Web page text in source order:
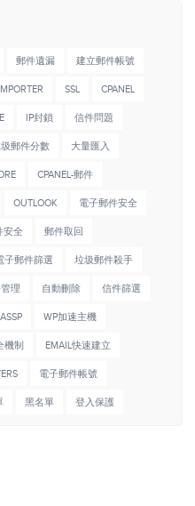
郵件遺漏 建立郵件帳號
SSL CPANEL
IP封鎖 信件問題
郵件分數 大量匯入
CPANEL-郵件
OUTLOOK 電子郵件安全
安全 郵件取回
子郵件篩選 垃圾郵件殺手
理 自動刪除 信件篩選
ASSP WP加速主機
機制 EMAIL快速建立
電子郵件帳號
黑名單 登入保護